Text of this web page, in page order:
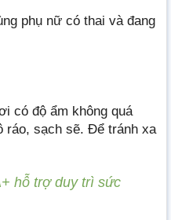
phụ nữ có thai và đang
có độ ẩm không quá
ráo, sạch sẽ. Để tránh xa
hỗ trợ duy trì sức